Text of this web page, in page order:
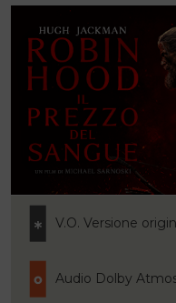
V.O. Versione
Audio Dolby